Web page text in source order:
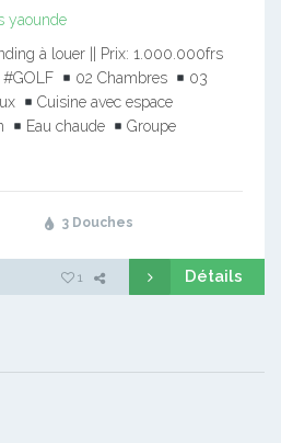
yaounde
à louer || Prix: 1.000.000frs
#GOLF
02 Chambres
03
Cuisine avec espace
Eau chaude
Groupe
3 Douches
1 Détails